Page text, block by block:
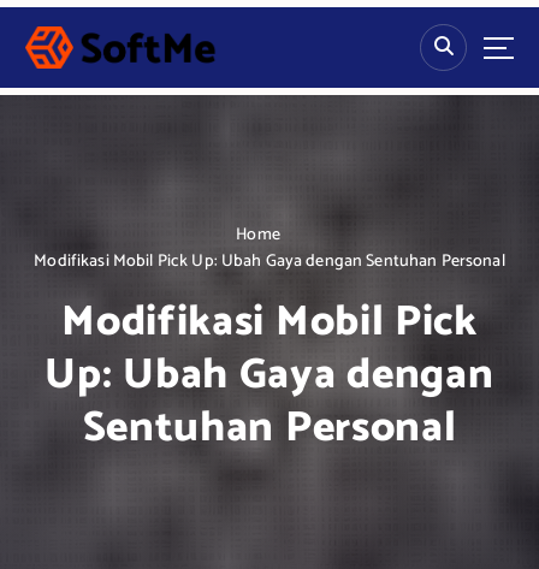
S
p
Home
Modifikasi Mobil Pick Up: Ubah Gaya dengan Sentuhan Personal
Modifikasi Mobil Pick
Up: Ubah Gaya dengan
Sentuhan Personal